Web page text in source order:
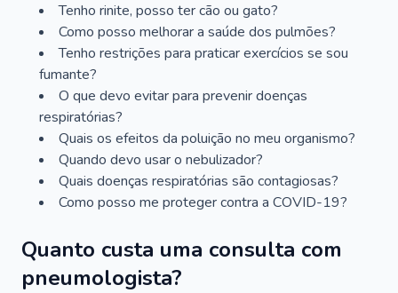
Tenho rinite, posso ter cão ou gato?
Como posso melhorar a saúde dos pulmões?
Tenho restrições para praticar exercícios se sou
fumante?
O que devo evitar para prevenir doenças
respiratórias?
Quais os efeitos da poluição no meu organismo?
Quando devo usar o nebulizador?
Quais doenças respiratórias são contagiosas?
Como posso me proteger contra a COVID-19?
Quanto custa uma consulta com
pneumologista?